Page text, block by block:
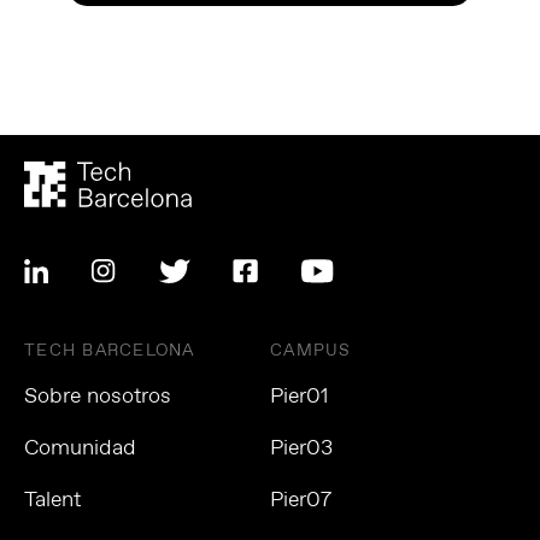
TECH BARCELONA
Sobre nosotros
Comunidad
Talent
CAMPUS
Pier01
Pier03
Pier07